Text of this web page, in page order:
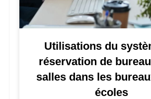
Utilisations du
réservation de
salles dans les
écoles